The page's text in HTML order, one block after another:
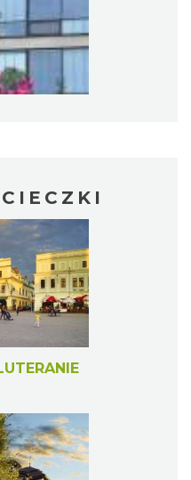
2026-08-08
2026-08-22